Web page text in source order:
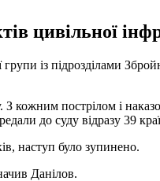
цивільної
із підрозділами
пострілом і
до суду відразу 39
наступ було зупинено.
Данілов.